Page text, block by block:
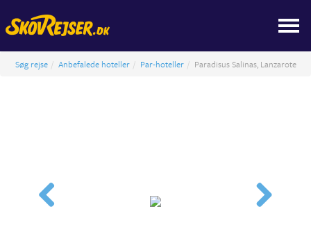
Søg rejse Anbefalede hoteller Par-hoteller Paradisus Salinas, Lanzarote